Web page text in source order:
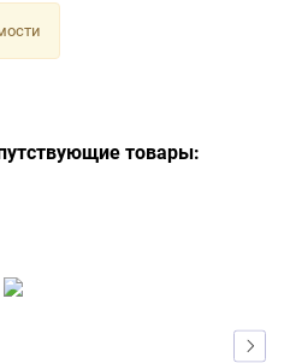
товары: